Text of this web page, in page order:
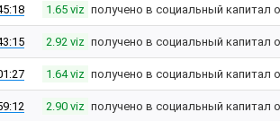
1.65 viz получено в социальный капитал
2.92 viz получено в социальный капитал
1.64 viz получено в социальный капитал
2.90 viz получено в социальный капитал